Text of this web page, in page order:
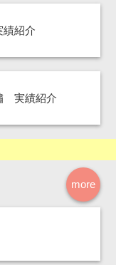
紹介
実績紹介
more